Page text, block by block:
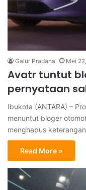
Galur Pradana Mei
Avatr tuntut
pernyataan
Ibukota (ANTARA) –
menuntut bloger
menghapus
Read More »